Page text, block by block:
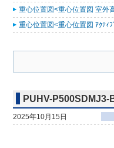
重心位置図<重心位置図 室外
重心位置図<重心位置図 ｱｸﾃｨ
PUHV-P500SDMJ3-
2025年10月15日